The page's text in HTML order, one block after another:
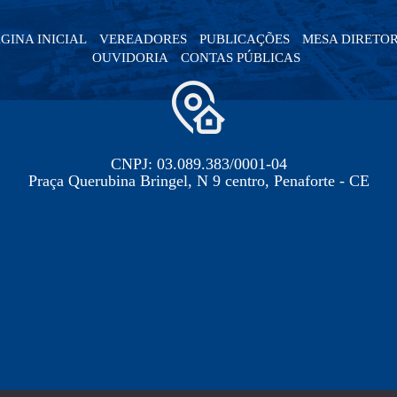
INICIAL VEREADORES PUBLICAÇÕES
MESA
OUVIDORIA
CONTAS PÚBLICAS
CNPJ: 03.089.383/0001-04
Praça Querubina Bringel, N 9 centro, Penaforte - CE